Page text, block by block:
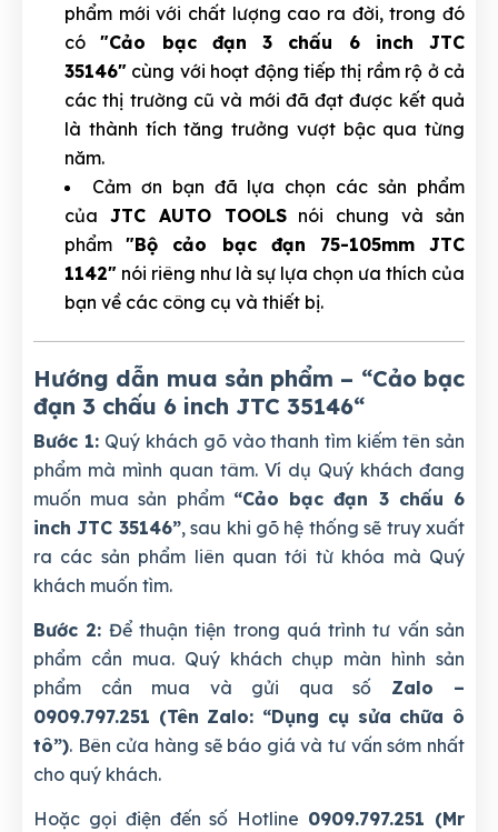
phẩm mới với chất lượng cao ra đời, trong đó
có"Cảo bạc đạn 3 chấu 6 inch JTC
35146" cùng với hoạt động tiếp thị rầm rộ ở cả
các thị trường cũ và mới đã đạt được kết quả
là thành tích tăng trưởng vượt bậc qua từng
năm.
Cảm ơn bạn đã lựa chọn các sản phẩm
của JTC AUTO TOOLSnói chung và sản
phẩm"Bộ cảo bạc đạn 75-105mm JTC
1142" nói riêng như là sự lựa chọn ưa thích của
bạn về các công cụ và thiết bị.
Hướng dẫn mua sản phẩm – “Cảo bạc
đạn 3 chấu 6 inch JTC 35146“
Bước 1:Quý khách gõ vào thanh tìm kiếm tên sản
phẩm mà mình quan tâm. Ví dụ Quý khách đang
muốn mua sản phẩm “Cảo bạc đạn 3 chấu 6
inch JTC 35146”, sau khi gõ hệ thống sẽ truy xuất
ra các sản phẩm liên quan tới từ khóa mà Quý
khách muốn tìm.
Bước 2: Để thuận tiện trong quá trình tư vấn sản
phẩm cần mua. Quý khách chụp màn hình sản
phẩm cần mua và gửi qua số Zalo –
0909.797.251 (Tên Zalo: “Dụng cụ sửa chữa ô
tô”). Bên cửa hàng sẽ báo giá và tư vấn sớm nhất
cho quý khách.
Hoặc gọi điện đến số Hotline 0909.797.251 (Mr